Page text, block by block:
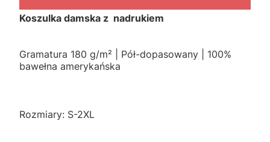
Koszulka damska z nadrukiem
Gramatura 180 g/m² | Pół-dopasowany | 100%
bawełna amerykańska
Rozmiary: S-2XL